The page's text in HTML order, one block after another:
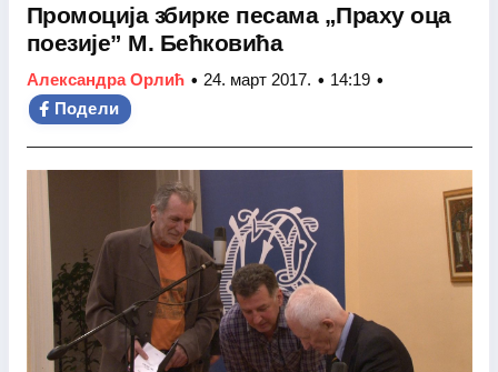
Промоција збирке песама „Праху оца
поезије” М. Бећковића
Александра Орлић • 24. март 2017. • 14:19 •
Подели